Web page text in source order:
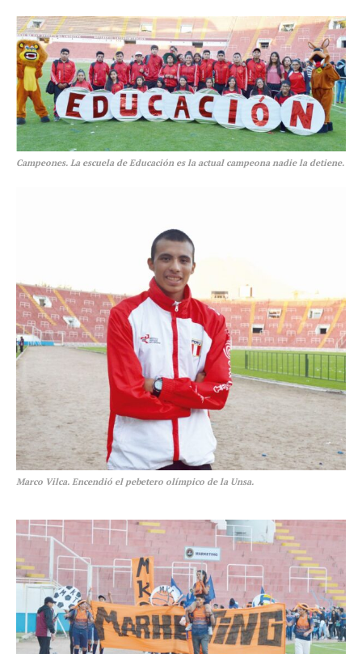
Campeones. La escuela de Educación es la actual campeona nadie la detiene.
Marco Vilca. Encendió el pebetero olímpico de la Unsa.